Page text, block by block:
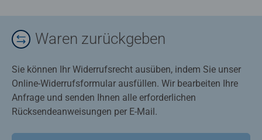
Waren zurückgeben
Sie können Ihr Widerrufsrecht ausüben, indem Sie unser
Online-Widerrufsformular ausfüllen. Wir bearbeiten Ihre
Anfrage und senden Ihnen alle erforderlichen
Rücksendeanweisungen per E-Mail.